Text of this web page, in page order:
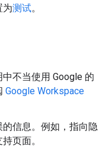
为测试。
不当使用 Google 的
Google Workspace
信息。例如，指向隐
页面。